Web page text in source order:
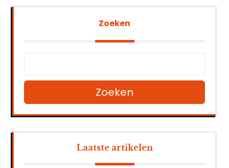
Zoeken
Zoeken
Laatste artikelen